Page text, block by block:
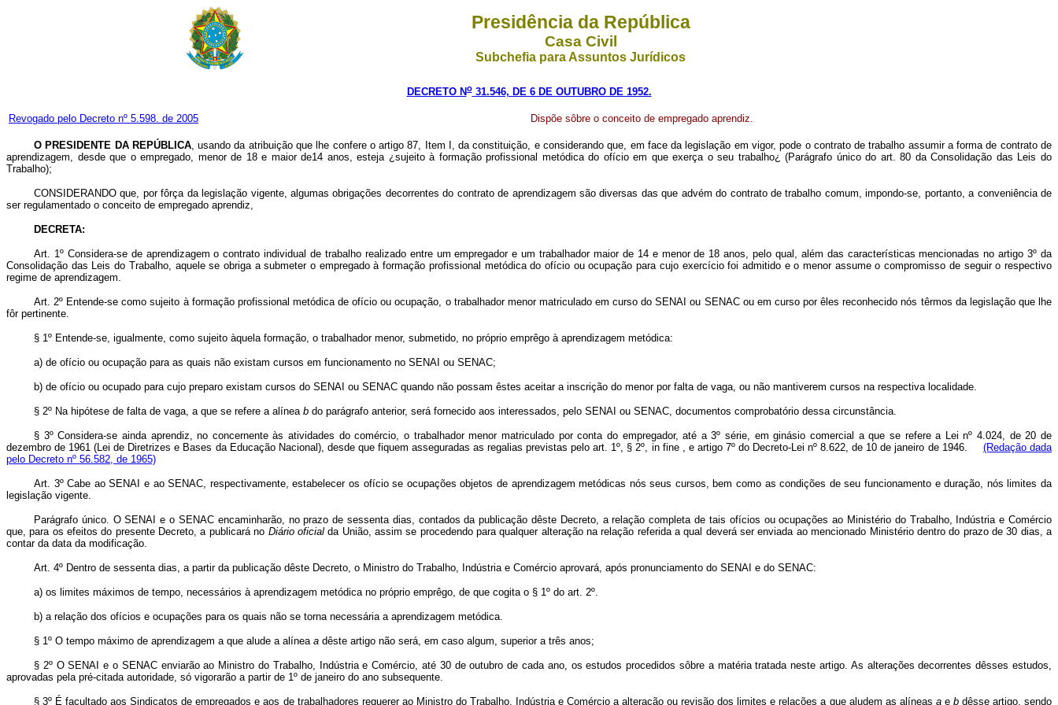
Presidência da República
Casa Civil
Subchefia para Assuntos Jurídicos
DECRETO No31.546, DE 6 DE OUTUBRO DE 1952.
Revogado pelo Decreto nº 5.598. de 2005 Dispõe sôbre o conceito de empregado aprendiz.
O PRESIDENTE DA REPÚBLICA, usando da atribuição que lhe confere o artigo 87, Item I, da constituição, e considerando que, em face da legislação em vigor, pode o contrato de trabalho assumir a forma de contrato de
aprendizagem, desde que o empregado, menor de 18 e maior de14 anos, esteja ¿sujeito à formação profissional metódica do ofício em que exerça o seu trabalho¿ (Parágrafo único do art. 80 da Consolidação das Leis do
Trabalho);
CONSIDERANDO que, por fôrça da legislação vigente, algumas obrigações decorrentes do contrato de aprendizagem são diversas das que advém do contrato de trabalho comum, impondo-se, portanto, a conveniência de
ser regulamentado o conceito de empregado aprendiz,
DECRETA:
Art. 1º Considera-se de aprendizagem o contrato individual de trabalho realizado entre um empregador e um trabalhador maior de 14 e menor de 18 anos, pelo qual, além das características mencionadas no artigo 3º da
Consolidação das Leis do Trabalho, aquele se obriga a submeter o empregado à formação profissional metódica do ofício ou ocupação para cujo exercício foi admitido e o menor assume o compromisso de seguir o respectivo
regime de aprendizagem.
Art. 2º Entende-se como sujeito à formação profissional metódica de ofício ou ocupação, o trabalhador menor matriculado em curso do SENAI ou SENAC ou em curso por êles reconhecido nós têrmos da legislação que lhe
fôr pertinente.
§ 1º Entende-se, igualmente, como sujeito àquela formação, o trabalhador menor, submetido, no próprio emprêgo à aprendizagem metódica:
a) de ofício ou ocupação para as quais não existam cursos em funcionamento no SENAI ou SENAC;
b) de ofício ou ocupado para cujo preparo existam cursos do SENAI ou SENAC quando não possam êstes aceitar a inscrição do menor por falta de vaga, ou não mantiverem cursos na respectiva localidade.
§ 2º Na hipótese de falta de vaga, a que se refere a alínea b do parágrafo anterior, será fornecido aos interessados, pelo SENAI ou SENAC, documentos comprobatório dessa circunstância.
§ 3º Considera-se ainda aprendiz, no concernente às atividades do comércio, o trabalhador menor matriculado por conta do empregador, até a 3º série, em ginásio comercial a que se refere a Lei nº 4.024, de 20 de
dezembro de 1961 (Lei de Diretrizes e Bases da Educação Nacional), desde que fiquem asseguradas as regalias previstas pelo art. 1º, § 2º, in fine , e artigo 7º do Decreto-Lei nº 8.622, de 10 de janeiro de 1946. (Redação dada
pelo Decreto nº 56.582, de 1965)
Art. 3º Cabe ao SENAI e ao SENAC, respectivamente, estabelecer os ofício se ocupações objetos de aprendizagem metódicas nós seus cursos, bem como as condições de seu funcionamento e duração, nós limites da
legislação vigente.
Parágrafo único. O SENAI e o SENAC encaminharão, no prazo de sessenta dias, contados da publicação dêste Decreto, a relação completa de tais ofícios ou ocupações ao Ministério do Trabalho, Indústria e Comércio
que, para os efeitos do presente Decreto, a publicará no Diário oficialda União, assim se procedendo para qualquer alteração na relação referida a qual deverá ser enviada ao mencionado Ministério dentro do prazo de 30 dias, a
contar da data da modificação.
Art. 4º Dentro de sessenta dias, a partir da publicação dêste Decreto, o Ministro do Trabalho, Indústria e Comércio aprovará, após pronunciamento do SENAI e do SENAC:
a) os limites máximos de tempo, necessários à aprendizagem metódica no próprio emprêgo, de que cogita o § 1º do art. 2º.
b) a relação dos ofícios e ocupações para os quais não se torna necessária a aprendizagem metódica.
§ 1º O tempo máximo de aprendizagem a que alude a alínea a dêste artigo não será, em caso algum, superior a três anos;
§ 2º O SENAI e o SENAC enviarão ao Ministro do Trabalho, Indústria e Comércio, até 30 de outubro de cada ano, os estudos procedidos sôbre a matéria tratada neste artigo. As alterações decorrentes dêsses estudos,
aprovadas pela pré-citada autoridade, só vigorarão a partir de 1º de janeiro do ano subsequente.
§ 3º É facultado aos Sindicatos de empregados e aos de trabalhadores requerer ao Ministro do Trabalho, Indústria e Comércio a alteração ou revisão dos limites e relações a que aludem as alíneas a e bdêsse artigo, sendo